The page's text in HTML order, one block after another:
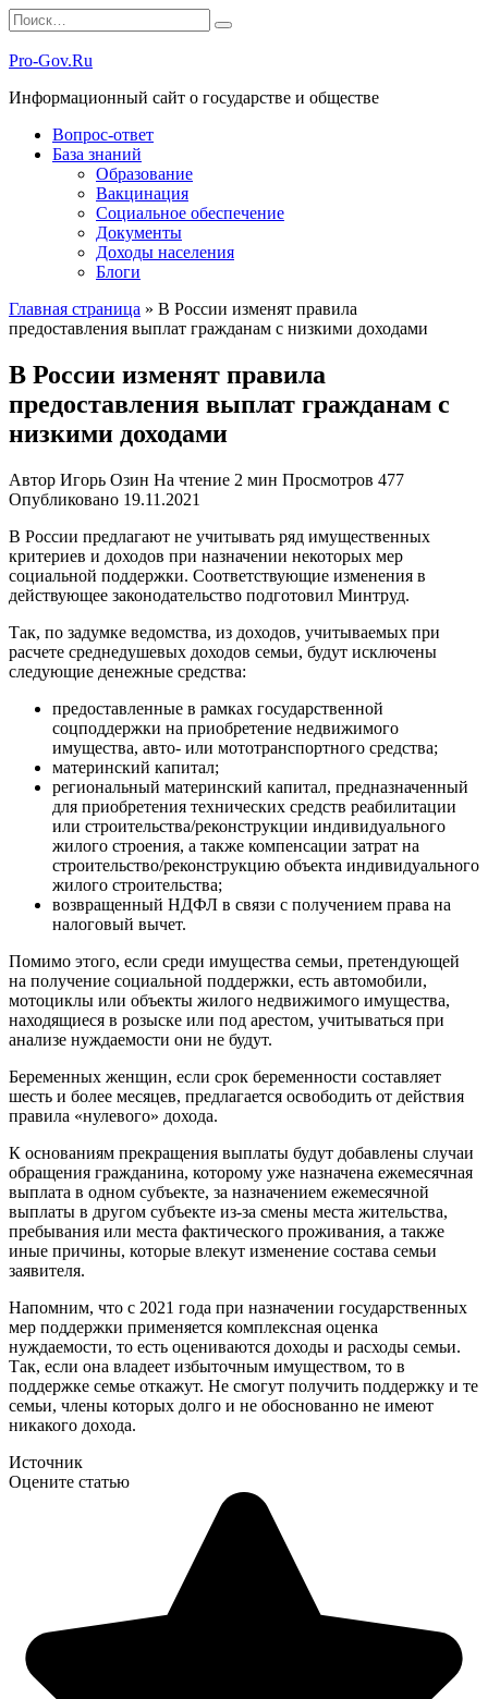
Перейти
к
содержанию
Search
for:
Pro-Gov.Ru
Информационный сайт о государстве и обществе
Вопрос-ответ
База знаний
Образование
Вакцинация
Социальное обеспечение
Документы
Доходы населения
Блоги
Главная страница » В России изменят правила
предоставления выплат гражданам с низкими доходами
В России изменят правила
предоставления выплат гражданам с
низкими доходами
Автор Игорь Озин На чтение 2 мин Просмотров 477
Опубликовано 19.11.2021
В России предлагают не учитывать ряд имущественных
критериев и доходов при назначении некоторых мер
социальной поддержки. Соответствующие изменения в
действующее законодательство подготовил Минтруд.
Так, по задумке ведомства, из доходов, учитываемых при
расчете среднедушевых доходов семьи, будут исключены
следующие денежные средства:
предоставленные в рамках государственной
соцподдержки на приобретение недвижимого
имущества, авто- или мототранспортного средства;
материнский капитал;
региональный материнский капитал, предназначенный
для приобретения технических средств реабилитации
или строительства/реконструкции индивидуального
жилого строения, а также компенсации затрат на
строительство/реконструкцию объекта индивидуального
жилого строительства;
возвращенный НДФЛ в связи с получением права на
налоговый вычет.
Помимо этого, если среди имущества семьи, претендующей
на получение социальной поддержки, есть автомобили,
мотоциклы или объекты жилого недвижимого имущества,
находящиеся в розыске или под арестом, учитываться при
анализе нуждаемости они не будут.
Беременных женщин, если срок беременности составляет
шесть и более месяцев, предлагается освободить от действия
правила «нулевого» дохода.
К основаниям прекращения выплаты будут добавлены случаи
обращения гражданина, которому уже назначена ежемесячная
выплата в одном субъекте, за назначением ежемесячной
выплаты в другом субъекте из-за смены места жительства,
пребывания или места фактического проживания, а также
иные причины, которые влекут изменение состава семьи
заявителя.
Напомним, что с 2021 года при назначении государственных
мер поддержки применяется комплексная оценка
нуждаемости, то есть оцениваются доходы и расходы семьи.
Так, если она владеет избыточным имуществом, то в
поддержке семье откажут. Не смогут получить поддержку и те
семьи, члены которых долго и не обоснованно не имеют
никакого дохода.
Источник
Оцените статью